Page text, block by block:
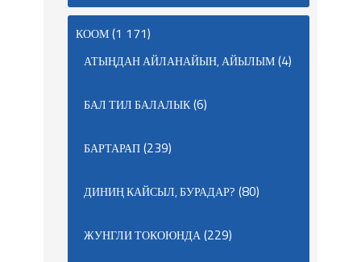
КООМ(1 171)
АТЫҢДАН АЙЛАНАЙЫН, АЙЫЛЫМ(4)
БАЛ ТИЛ БАЛАЛЫК(6)
БАРТАРАП(239)
ДИНИҢ КАЙСЫЛ, БУРАДАР? (80)
ЖУНГЛИ ТОКОЮНДА(229)